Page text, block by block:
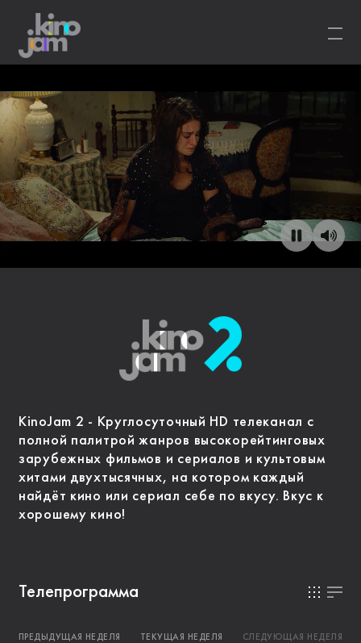
KinoJam 2 - Круглосуточный HD телеканал с
полной палитрой жанров высокорейтинговых
зарубежных фильмов и сериалов и культовым
хитами двухтысячных, на котором каждый
найдёт кино или сериал себе по вкусу. Вкус к
хорошему кино!
Телепрограмма
ПРЕДЫДУЩАЯ НЕДЕЛЯ ТЕКУЩАЯ НЕДЕЛЯ СЛЕДУЮЩАЯ НЕДЕЛЯ